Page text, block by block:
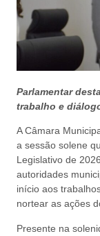
Parlamentar
trabalho e
A Câmara
a sessão solene
Legislativo de
autoridades
início aos
nortear as ações
Presente na